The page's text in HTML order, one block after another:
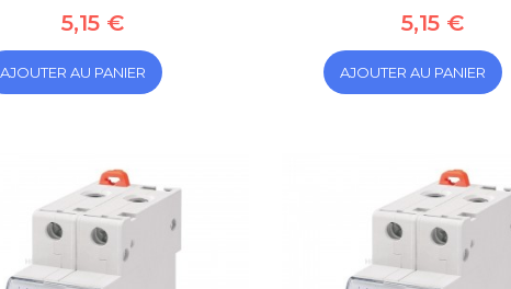
5,15 €
AJOUTER AU PANIER
5,15 €
AJOUTER AU PANIER